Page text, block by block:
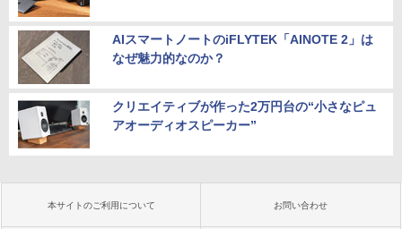
AIスマートノートのiFLYTEK「AINOTE 2」は
なぜ魅力的なのか？
クリエイティブが作った2万円台の“小さなピュ
アオーディオスピーカー”
本サイトのご利用について お問い合わせ